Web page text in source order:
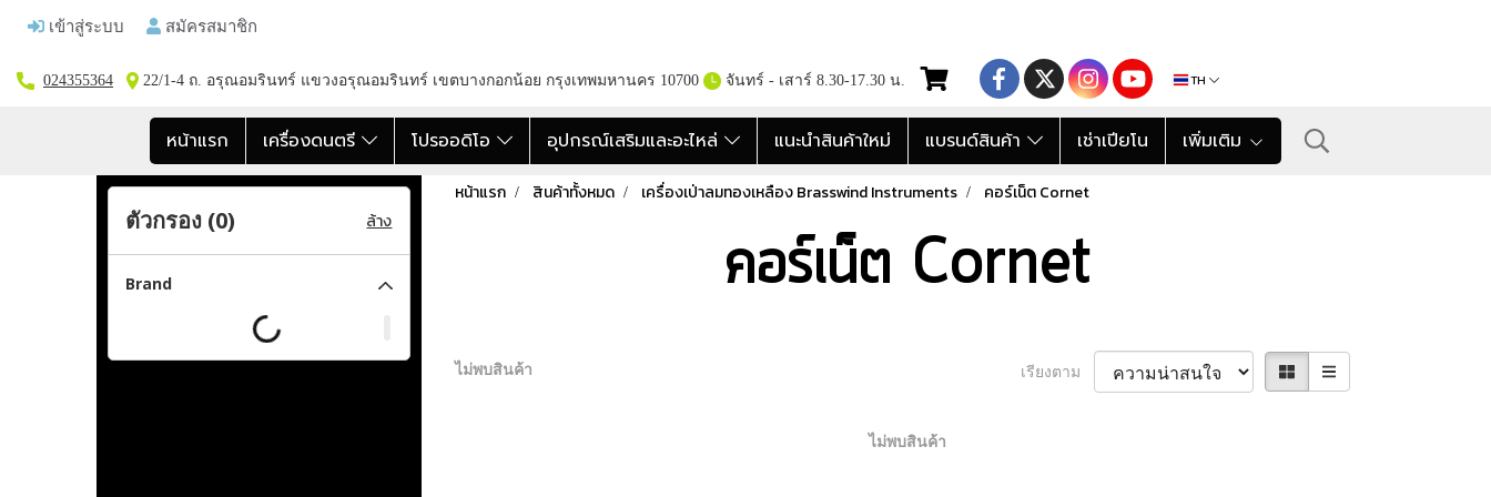
เข้าสู่ระบบ สมัครสมาชิก
024355364 22/1-4 ถ. อรุณอมรินทร์ แขวงอรุณอมรินทร์ เขตบางกอกน้อย กรุงเทพมหานคร 10700 จันทร์ - เสาร์ 8.30-17.30 น. TH
หน้าแรก เครื่องดนตรี โปรออดิโอ อุปกรณ์เสริมและอะไหล่ แนะนำสินค้าใหม่ แบรนด์สินค้า เช่าเปียโน เพิ่มเติม
หน้าแรก สินค้าทั้งหมด เครื่องเป่าลมทองเหลือง Brasswind Instruments คอร์เน็ต Cornet
คอร์เน็ต Cornet
ไม่พบสินค้า เรียงตาม
ไม่พบสินค้า
ตัวกรอง (0) ล้าง
Brand